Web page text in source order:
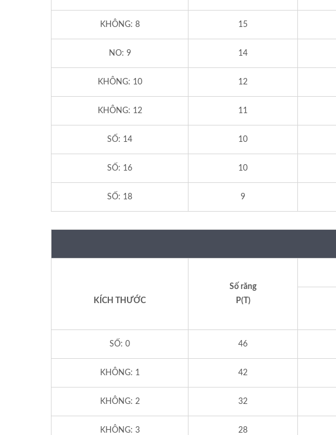
KHÔNG: 8 15
NO: 9 14
KHÔNG: 10 12
KHÔNG: 12 11
SỐ: 14 10
SỐ: 16 10
SỐ: 18 9
KÍCH THƯỚC
Số răng
P(T)
SỐ: 0 46
KHÔNG: 1 42
KHÔNG: 2 32
KHÔNG: 3 28